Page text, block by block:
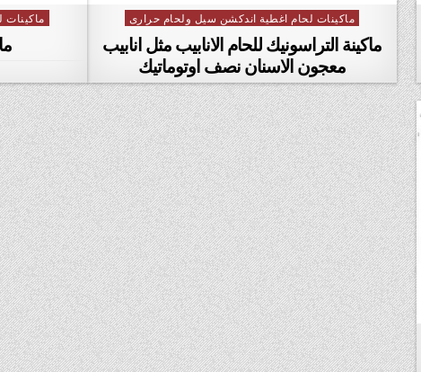
Posted in
ماكينات لحام اغطية اندكشن سيل ولحام حرارى
ماكينة التراسونيك للحام الانابيب مثل انابيب
معجون الاسنان نصف اوتوماتيك
in